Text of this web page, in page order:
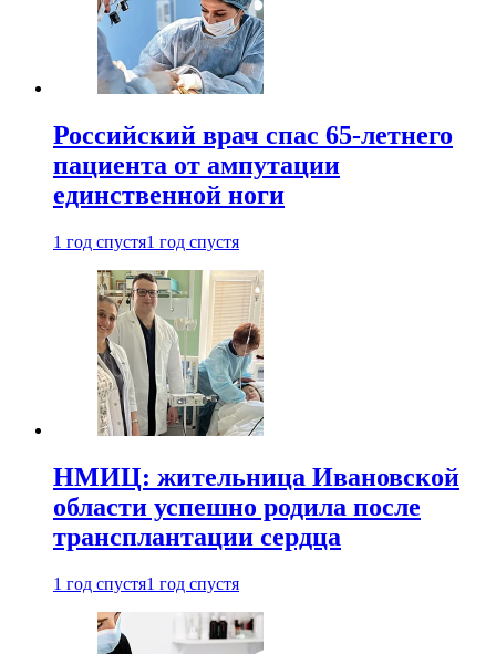
Российский врач спас 65-летнего
пациента от ампутации
единственной ноги
1 год спустя1 год спустя
НМИЦ: жительница Ивановской
области успешно родила после
трансплантации сердца
1 год спустя1 год спустя